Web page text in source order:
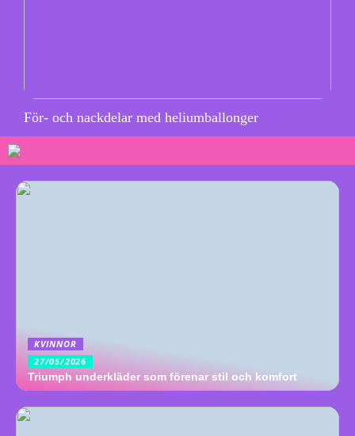
För- och nackdelar med heliumballonger
KVINNOR
27/05/2026
Triumph underkläder som förenar stil och komfort